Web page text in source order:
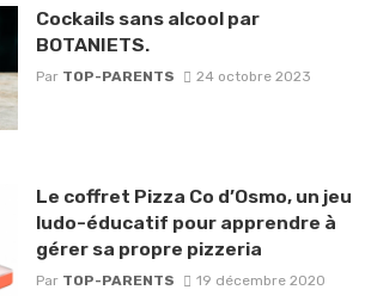
Cockails sans alcool par
BOTANIETS.
Par TOP-PARENTS 24 octobre 2023
Le coffret Pizza Co d’Osmo, un jeu
ludo-éducatif pour apprendre à
gérer sa propre pizzeria
Par TOP-PARENTS 19 décembre 2020